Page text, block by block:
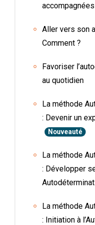
accompagnées
Aller vers son
Comment ?
Favoriser
au quotidien
La méthode
: Devenir un
Nouveauté
La méthode
: Développer
La méthode
: Initiation à